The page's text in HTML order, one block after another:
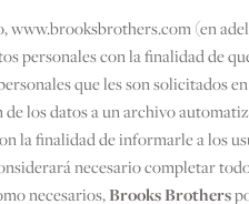
www.brooksbrothers.com (en
personales con la finalidad de
que les son solicitados
los datos a un archivo
la finalidad de informarle a los
necesario completar
necesarios,Brooks Brothers